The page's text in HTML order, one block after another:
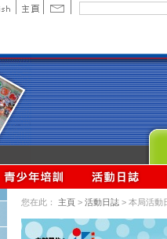
您在此： 主頁 > 活動日誌 > 本局活動